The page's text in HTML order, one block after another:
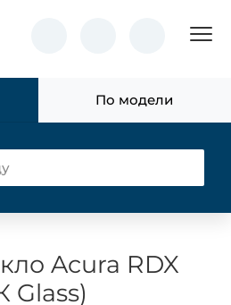
По модели
Acura RDX
Glass)